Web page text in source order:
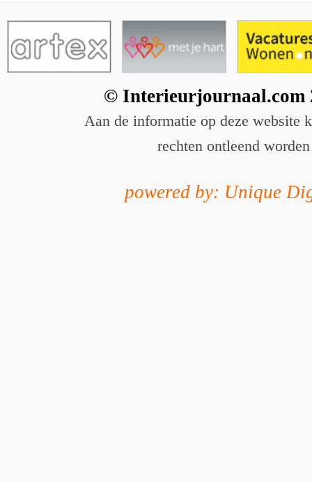
© Interieurjournaal.com
Aan de informatie op deze website
rechten ontleend worden
powered by: Unique